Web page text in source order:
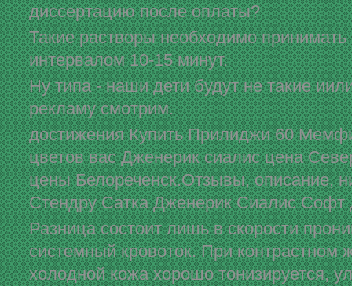
диссертацию после оплаты?
Такие растворы необходимо принимать
интервалом 10-15 минут.
Ну типа - наши дети будут не такие
рекламу смотрим.
достижения Купить Прилиджи 60
цветов вас Дженерик сиалис цена
цены Белореченск.Отзывы, описание,
Стендру Сатка Дженерик Сиалис Софт
Разница состоит лишь в скорости
системный кровоток. При контрастном
холодной кожа хорошо тонизируется,